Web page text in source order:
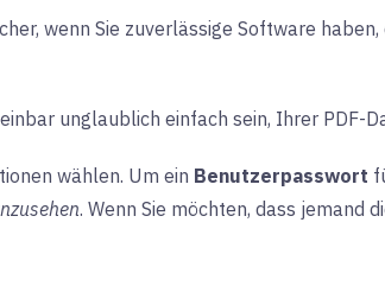
wenn Sie zuverlässige Software
unglaublich einfach sein, Ihrer PDF-
wählen. Um ein Benutzerpasswort
. Wenn Sie möchten, dass jemand